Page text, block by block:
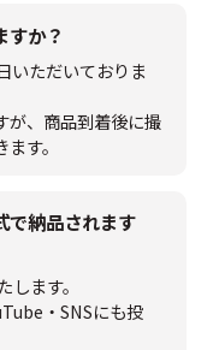
すか？
いただいておりま
が、商品到着後に撮
す。
で納品されます
ます。
・SNSにも投